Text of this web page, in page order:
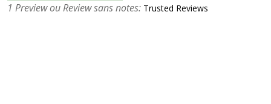
1 Preview ou Review sans notes: Trusted Reviews